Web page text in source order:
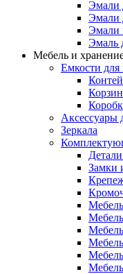
Эмали
Эмали
Эмали
Эмаль
Мебель и
Емкости для
Аксессуары
Зеркала
Замки